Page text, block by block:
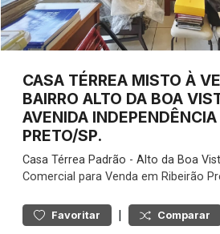
CASA TÉRREA MISTO À
BAIRRO ALTO DA BOA
AVENIDA
PRETO/SP.
Casa Térrea Padrão - Alto da Boa
Comercial para Venda em Ribeirão
Favoritar | Comparar